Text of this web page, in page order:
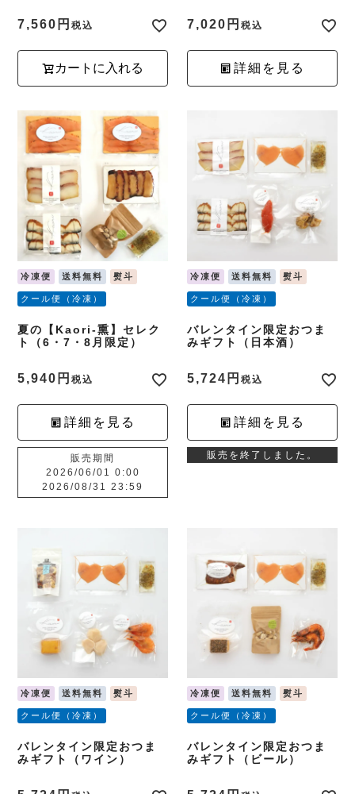
7,560 税込
カートに入れる
7,020 税込
詳細を見る
冷凍便 送料無料 熨斗
クール便（冷凍）
夏の【Kaori-熏】セレク
ト（6・7・8月限定）
5,940 税込
詳細を見る
販売期間
2026/06/01 0:00
2026/08/31 23:59
冷凍便 送料無料 熨斗
クール便（冷凍）
バレンタイン限定おつま
みギフト（日本酒）
5,724 税込
詳細を見る
販売を終了しました。
冷凍便 送料無料 熨斗
クール便（冷凍）
バレンタイン限定おつま
みギフト（ワイン）
冷凍便 送料無料 熨斗
クール便（冷凍）
バレンタイン限定おつま
みギフト（ビール）